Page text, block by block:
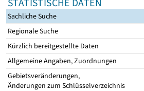
Sachliche Suche
Regionale Suche
Kürzlich bereitgestellte Daten
Allgemeine Angaben, Zuordnungen
Gebietsveränderungen,
Änderungen zum Schlüsselverzeichnis